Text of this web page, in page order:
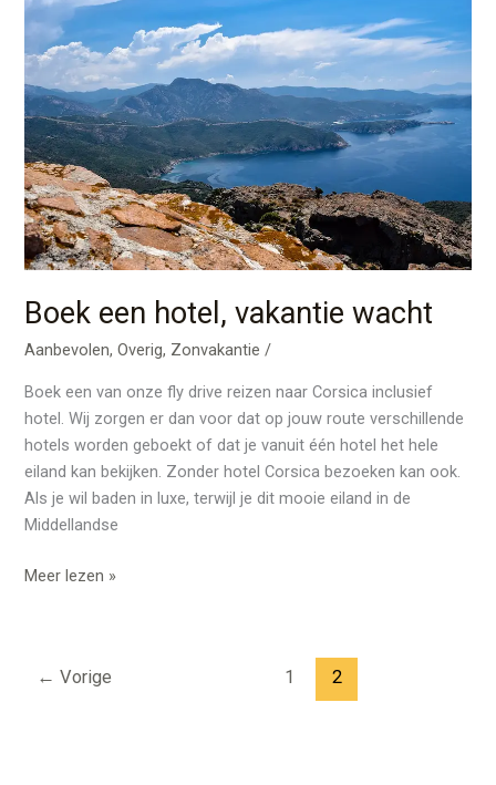
Boek een hotel, vakantie wacht
Aanbevolen,Overig, Zonvakantie /
Boek een van onze fly drive reizen naar Corsica inclusief
hotel. Wij zorgen er dan voor dat op jouw route verschillende
hotels worden geboekt of dat je vanuit één hotel het hele
eiland kan bekijken. Zonder hotel Corsica bezoeken kan ook.
Als je wil baden in luxe, terwijl je dit mooie eiland in de
Middellandse
een
hotel,
vakantie
wacht
Meer lezen »
← Vorige 1 2